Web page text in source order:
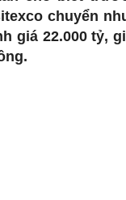
chuyển
giá 22.000 tỷ,